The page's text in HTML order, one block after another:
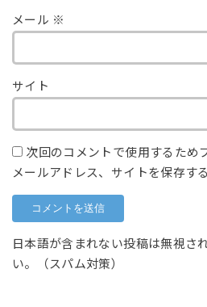
メール ※
サイト
次回のコメントで使用するため
メールアドレス、サイトを保存する
日本語が含まれない投稿は無視さ
い。（スパム対策）